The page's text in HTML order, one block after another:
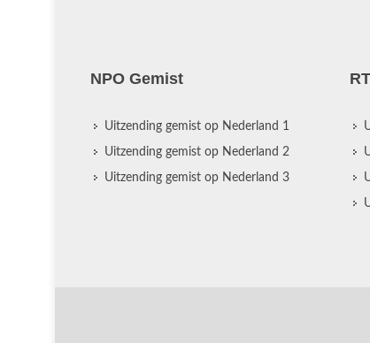
NPO Gemist
Uitzending gemist op Nederland 1
Uitzending gemist op Nederland 2
Uitzending gemist op Nederland 3